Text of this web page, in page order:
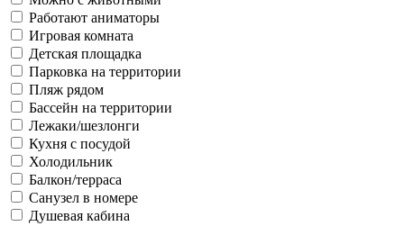
Работают аниматоры
Игровая комната
Детская площадка
Парковка на территории
Пляж рядом
Бассейн на территории
Лежаки/шезлонги
Кухня с посудой
Холодильник
Балкон/терраса
Санузел в номере
Душевая кабина